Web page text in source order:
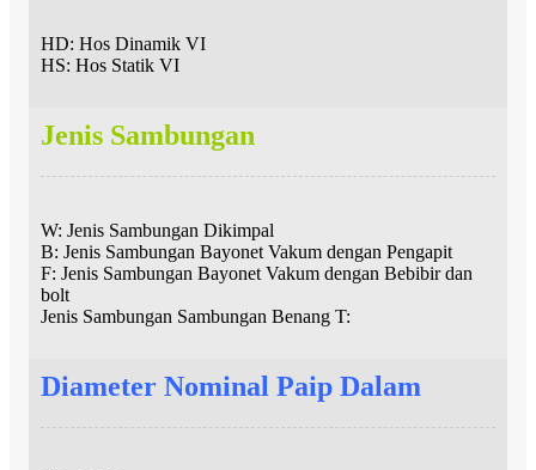
HD: Hos Dinamik VI
HS: Hos Statik VI
Jenis Sambungan
W: Jenis Sambungan Dikimpal
B: Jenis Sambungan Bayonet Vakum dengan Pengapit
F: Jenis Sambungan Bayonet Vakum dengan Bebibir dan
bolt
Jenis Sambungan Sambungan Benang T:
Diameter Nominal Paip Dalam